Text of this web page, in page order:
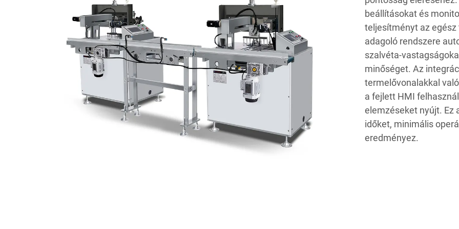
beállításokat és
teljesítményt az
adagoló rendszere
szalvéta-
minőséget. Az
termelővonalakkal
a fejlett HMI
elemzéseket nyújt. Ez
időket, minimális
eredményez.